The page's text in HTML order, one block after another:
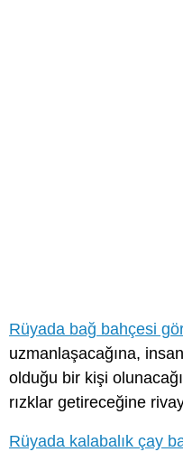
Rüyada bağ bahçesi
uzmanlaşacağına,
olduğu bir kişi
rızklar getireceğine
Rüyada kalabalık çay